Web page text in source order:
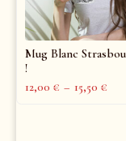
Mug Blanc
!
12,00 € – 15,50 €